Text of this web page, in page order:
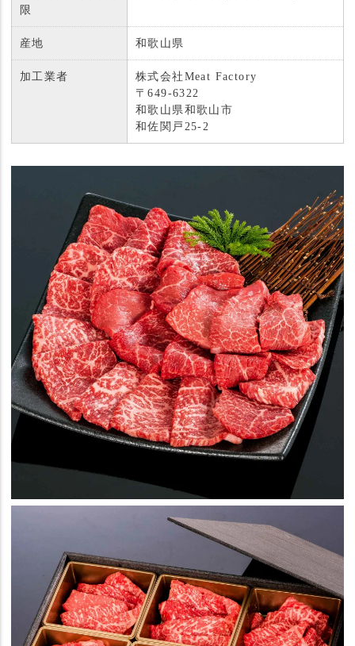
限
産地 和歌山県
加工業者
株式会社Meat Factory
〒649-6322
和歌山県和歌山市
和佐関戸25-2